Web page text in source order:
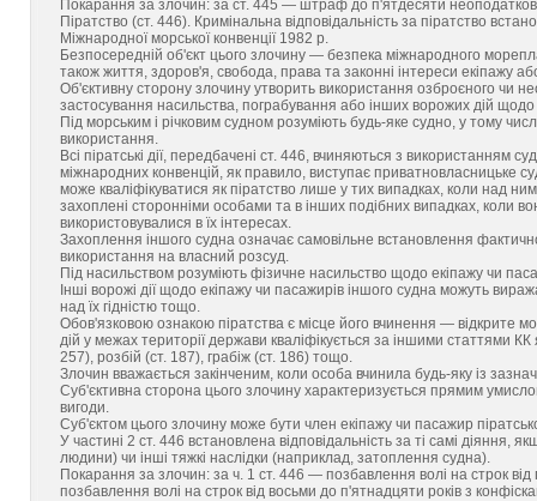
Покарання за злочин: за ст. 445 — штраф до п'ятдесяти
Піратство (ст. 446). Кримінальна відповідальність за піратство
Міжнародної морської конвенції 1982 р.
Безпосередній об'єкт цього злочину — безпека міжнародного
також життя, здоров'я, свобода, права та законні інтереси екіпажу
Об'єктивну сторону злочину утворить використання озброєного чи
застосування насильства, пограбування або інших ворожих дій щодо
Під морським і річковим судном розуміють будь-яке судно, у тому
використання.
Всі піратські дії, передбачені ст. 446, вчиняються з використанням
міжнародних конвенцій, як правило, виступає приватновласницьке
може кваліфікуватися як піратство лише у тих випадках, коли над
захоплені сторонніми особами та в інших подібних випадках, коли
використовувалися в їх інтересах.
Захоплення іншого судна означає самовільне встановлення
використання на власний розсуд.
Під насильством розуміють фізичне насильство щодо екіпажу чи
Інші ворожі дії щодо екіпажу чи пасажирів іншого судна можуть
над їх гідністю тощо.
Обов'язковою ознакою піратства є місце його вчинення — відкрите
дій у межах території держави кваліфікується за іншими статтями
257), розбій (ст. 187), грабіж (ст. 186) тощо.
Злочин вважається закінченим, коли особа вчинила будь-яку із
Суб'єктивна сторона цього злочину характеризується прямим
вигоди.
Суб'єктом цього злочину може бути член екіпажу чи пасажир
У частині 2 ст. 446 встановлена відповідальність за ті самі
людини) чи інші тяжкі наслідки (наприклад, затоплення судна).
Покарання за злочин: за ч. 1 ст. 446 — позбавлення волі на строк
позбавлення волі на строк від восьми до п'ятнадцяти років з